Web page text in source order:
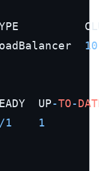
UP-TO-
/1 1